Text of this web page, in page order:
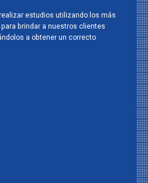
estudios utilizando los más
brindar a nuestros clientes
a obtener un correcto